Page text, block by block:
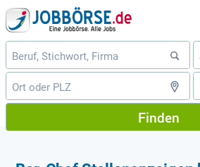
Finden